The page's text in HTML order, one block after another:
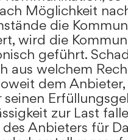
Möglichkeit
die
wird die
geführt.
aus welchem
dem
zur Last
Anbieters für